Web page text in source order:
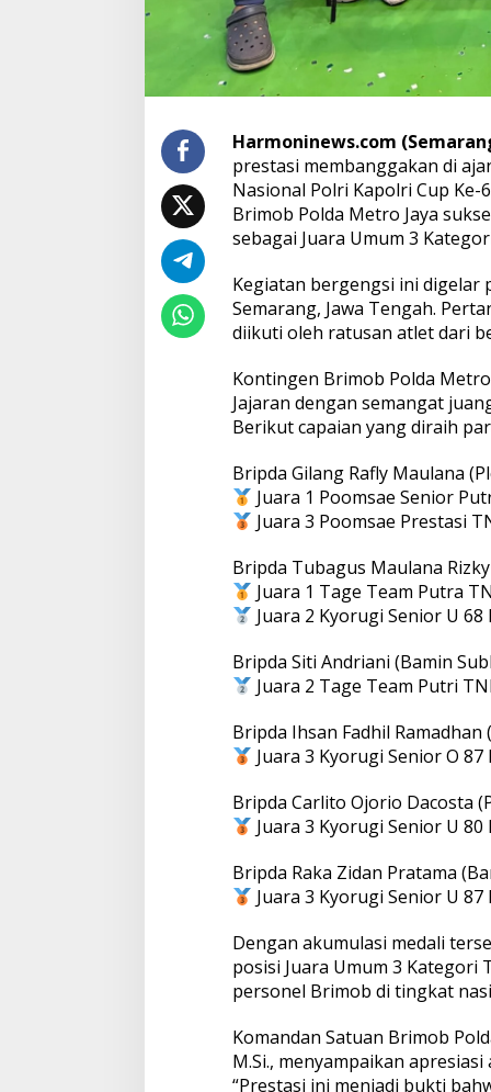
u
2
Harmoninews.com
prestasi membanggakan di
Nasional Polri Kapolri Cup
Brimob Polda Metro Jaya
sebagai Juara Umum 3
Kegiatan bergengsi ini digelar
Semarang, Jawa Tengah.
diikuti oleh ratusan atlet dari
Kontingen Brimob Polda
Jajaran dengan semangat
Berikut capaian yang diraih
Bripda Gilang Rafly Maulana
Juara 1 Poomsae Senior
Juara 3 Poomsae Prestasi
Bripda Tubagus Maulana
Juara 1 Tage Team Putra
Juara 2 Kyorugi Senior U 68
Bripda Siti Andriani (Bamin
Juara 2 Tage Team Putri
Bripda Ihsan Fadhil Ramadhan
Juara 3 Kyorugi Senior O 87
Bripda Carlito Ojorio Dacosta
Juara 3 Kyorugi Senior U 80
Bripda Raka Zidan Pratama
Juara 3 Kyorugi Senior U 87
Dengan akumulasi medali
posisi Juara Umum 3 Kategori
personel Brimob di tingkat
Komandan Satuan Brimob
M.Si., menyampaikan
“Prestasi ini menjadi bukti